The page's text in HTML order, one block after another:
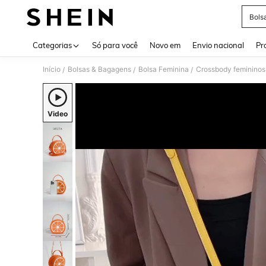
Categorias Só para você Novo em Envio nacional
Início / Bolsas & Bagagens / Bolsa Feminina / Crossbody femininos
Video